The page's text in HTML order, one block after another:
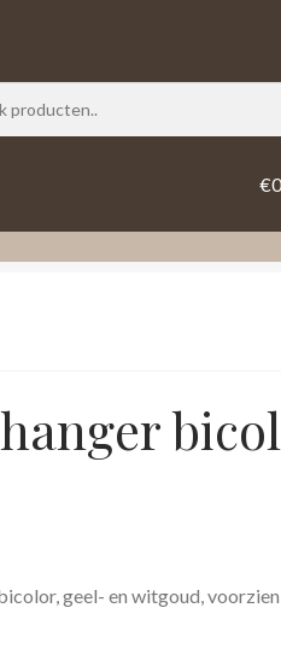
€
geel- en witgoud,